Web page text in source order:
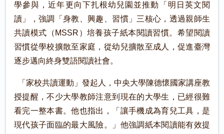
學參與，近年更向下扎根幼兒園並推動「明日英文閱
讀」，強調「身教、興趣、習慣」三核心，透過親師生
共讀模式（MSSR）培養孩子紙本閱讀習慣。希望閱讀
習慣從學校擴散至家庭，從幼兒擴散至成人，促進臺灣
逐步邁向終身雙語閱讀社會。
「家校共讀運動」發起人，中央大學陳德懷國家講座教
授提醒，不少大學教師注意到現在的大學生，已經很難
看完一整本書。他也指出，「讓手機成為育兒工具，是
現代孩子面臨的最大風險。」他強調紙本閱讀能有效提